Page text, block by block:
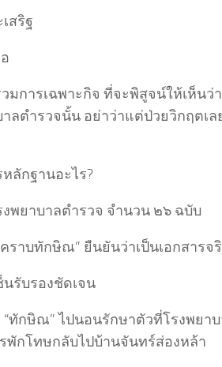
สริฐ
มการเฉพาะกิจ ที่จะพิสูจน์ให้เห็นว่
ลตำรวจนั้น อย่าว่าแต่ป่วยวิกฤตเ
ลักฐานอะไร?
งพยาบาลตำรวจ จำนวน ๒๖ ฉบับ
ราบทักษิณ” ยืนยันว่าเป็นเอกสารจ
นรับรองชัดเจน
“ทักษิณ” ไปนอนรักษาตัวที่โรงพยา
พักโทษกลับไปบ้านจันทร์ส่องหล้า